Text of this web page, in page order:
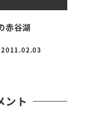
赤谷湖
投稿日
2011.02.03
ント